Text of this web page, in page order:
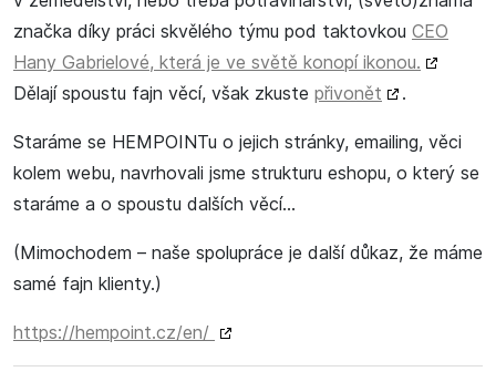
značka díky práci skvělého týmu pod taktovkou CEO
Hany Gabrielové, která je ve světě konopí ikonou.
Dělají spoustu fajn věcí, však zkuste přivonět .
Staráme se HEMPOINTu o jejich stránky, emailing, věci
kolem webu, navrhovali jsme strukturu eshopu, o který se
staráme a o spoustu dalších věcí…
(Mimochodem – naše spolupráce je další důkaz, že máme
samé fajn klienty.)
https://hempoint.cz/en/